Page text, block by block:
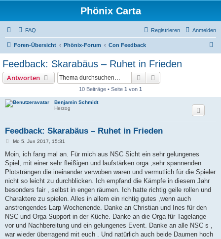
Phönix Carta
FAQ Anmelden
Registrieren
Foren-Übersicht Phönix-Forum Con Feedback
Feedback: Skarabäus – Ruhet in Frieden
Antworten Suche
10 Beiträge • Seite 1 von 1
Benjamin Schmidt
Herzog
Feedback: Skarabäus – Ruhet in Frieden
B
i
r
a
Mo 5. Jun 2017, 15:31
Moin, ich fang mal an. Für mich aus NSC Sicht ein sehr gelungenes
Spiel, mit einer sehr fleißigen und laufstärken orga ,sehr spannenden
Plotsträngen die ineinander verwoben waren und vermutlich für die Spieler
nicht so leicht zu durchblicken. Ich empfand die Kämpfe in diesem Jahr
besonders fair , selbst in engen räumen. Ich hatte richtig geile rollen und
Charaktere zu spielen. Alles in allem ein richtig gutes ,wenn auch
anstrengendes Larp Wochenende. Danke an Christian und Ines für den
NSC und Orga Support in der Küche. Danke an die Orga für Tagelange
vor und Nachbereitung und ein gelungenes Event. Danke an alle NSC s ,
war wieder überragend mit euch . Und natürlich auch beide Daumen hoch